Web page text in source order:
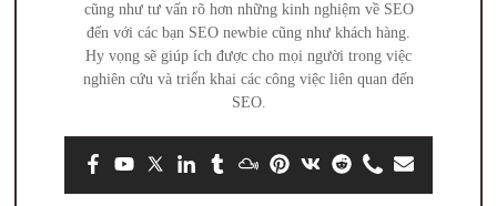
cũng như tư vấn rõ hơn những kinh nghiệm về SEO
đến với các bạn SEO newbie cũng như khách hàng.
Hy vọng sẽ giúp ích được cho mọi người trong việc
nghiên cứu và triển khai các công việc liên quan đến
SEO.